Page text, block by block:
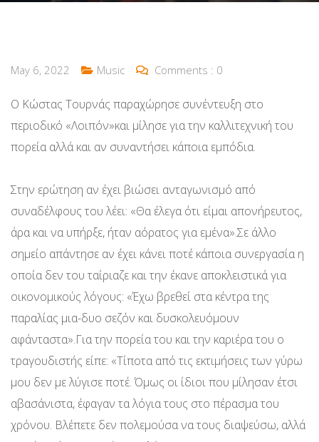
May 6, 2022 Music Comments : 0
Ο Κώστας Τουρνάς παραχώρησε συνέντευξη στο
περιοδικό «Λοιπόν»και μίλησε για την καλλιτεχνική του
πορεία αλλά και αν συναντήσει κάποια εμπόδια.
Στην ερώτηση αν έχει βιώσει ανταγωνισμό από
συναδέλφους του λέει: «Θα έλεγα ότι είμαι απονήρευτος,
άρα και να υπήρξε, ήταν αόρατος για εμένα».Σε άλλο
σημείο απάντησε αν έχει κάνει ποτέ κάποια συνεργασία η
οποία δεν του ταίριαζε και την έκανε αποκλειστικά για
οικονομικούς λόγους: «Έχω βρεθεί στα κέντρα της
παραλίας μια-δυο σεζόν και δυσκολευόμουν
αφάνταστα».Για την πορεία του και την καριέρα του ο
τραγουδιστής είπε: «Τίποτα από τις εκτιμήσεις των γύρω
μου δεν με λύγισε ποτέ. Όμως οι ίδιοι που μίλησαν έτσι
αβασάνιστα, έφαγαν τα λόγια τους στο πέρασμα του
χρόνου. Βλέπετε δεν πολεμούσα να τους διαψεύσω, αλλά